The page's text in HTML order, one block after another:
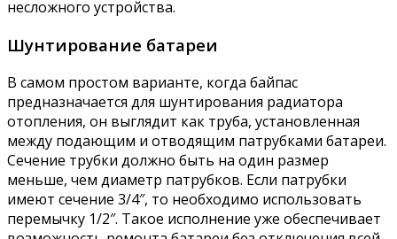
несложного устройства.
Шунтирование батареи
В самом простом варианте, когда байпас
предназначается для шунтирования радиатора
отопления, он выглядит как труба, установленная
между подающим и отводящим патрубками батареи.
Сечение трубки должно быть на один размер
меньше, чем диаметр патрубков. Если патрубки
имеют сечение 3/4″, то необходимо использовать
перемычку 1/2″. Такое исполнение уже обеспечивает